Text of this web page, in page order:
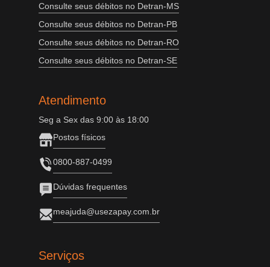
Consulte seus débitos no Detran-MS
Consulte seus débitos no Detran-PB
Consulte seus débitos no Detran-RO
Consulte seus débitos no Detran-SE
Atendimento
Seg a Sex das 9:00 às 18:00
Postos físicos
0800-887-0499
Dúvidas frequentes
meajuda@usezapay.com.br
Serviços